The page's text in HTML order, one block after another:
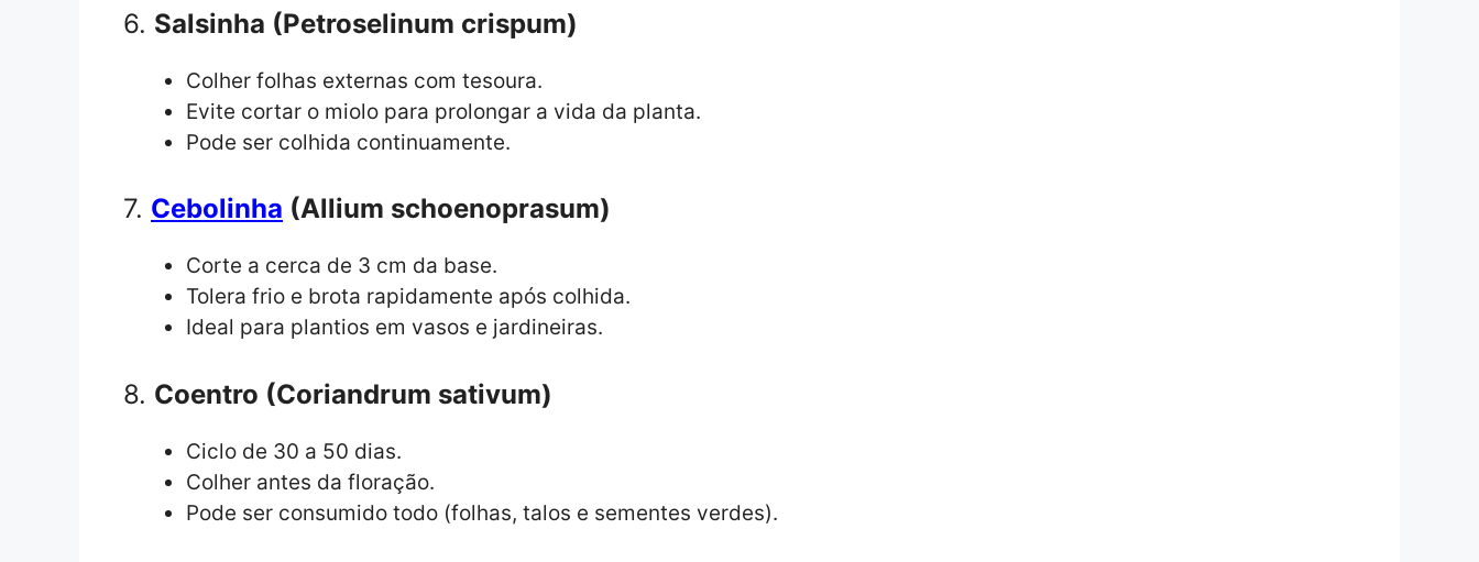
6. Salsinha (Petroselinum crispum)
Colher folhas externas com tesoura.
Evite cortar o miolo para prolongar a vida da planta.
Pode ser colhida continuamente.
7. Cebolinha (Allium schoenoprasum)
Corte a cerca de 3 cm da base.
Tolera frio e brota rapidamente após colhida.
Ideal para plantios em vasos e jardineiras.
8. Coentro (Coriandrum sativum)
Ciclo de 30 a 50 dias.
Colher antes da floração.
Pode ser consumido todo (folhas, talos e sementes verdes).